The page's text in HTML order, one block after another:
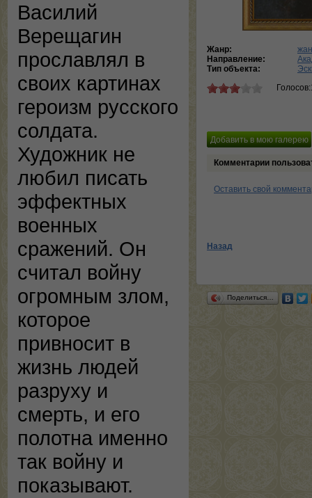
Василий
Верещагин
прославлял в
своих картинах
героизм русского
солдата.
Художник не
любил писать
эффектных
военных
сражений. Он
считал войну
огромным злом,
которое
привносит в
жизнь людей
разруху и
смерть, и его
полотна именно
так войну и
показывают.
Жанр:
Направление:
Тип объекта:
Комментарии
Оставить свой
Назад
Поделиться…